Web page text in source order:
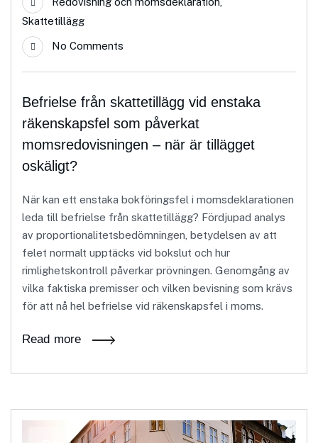
Skattetillägg
No Comments
Befrielse från skattetillägg vid enstaka
räkenskapsfel som påverkat
momsredovisningen – när är tillägget
oskäligt?
När kan ett enstaka bokföringsfel i momsdeklarationen
leda till befrielse från skattetillägg? Fördjupad analys
av proportionalitetsbedömningen, betydelsen av att
felet normalt upptäcks vid bokslut och hur
rimlighetskontroll påverkar prövningen. Genomgång av
vilka faktiska premisser och vilken bevisning som krävs
för att nå hel befrielse vid räkenskapsfel i moms.
Read more